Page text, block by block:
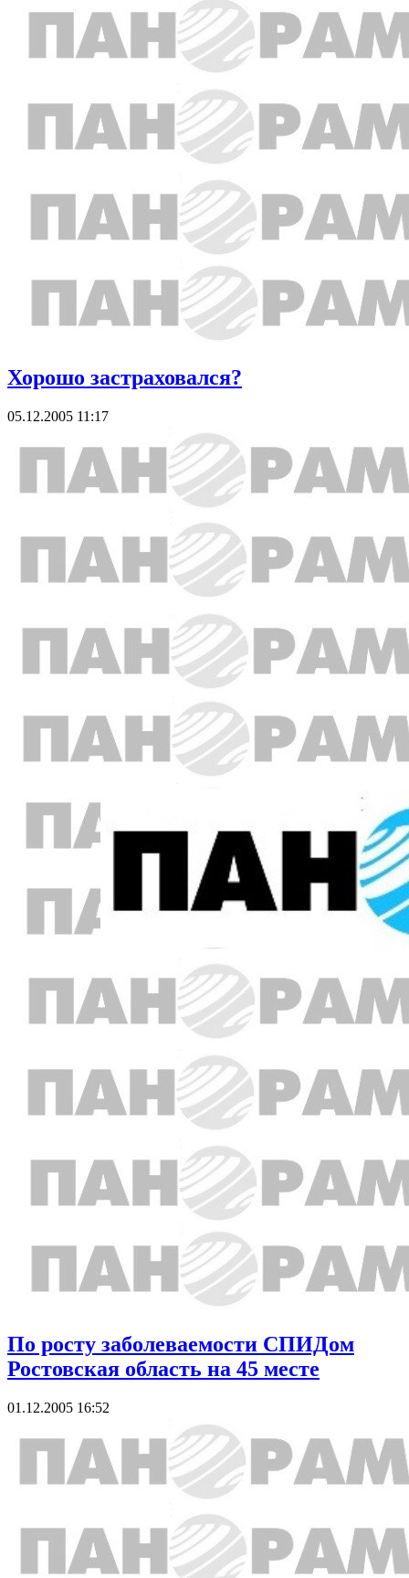
Хорошо застраховался?
05.12.2005 11:17
По росту заболеваемости СПИДом
Ростовская область на 45 месте
01.12.2005 16:52